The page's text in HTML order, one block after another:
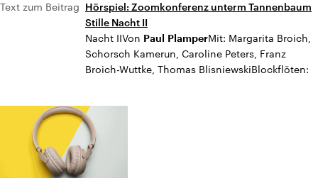
Text zum Beitrag Hörspiel: Zoomkonferenz unterm Tannenbaum
Stille Nacht II
Nacht IIVon Paul PlamperMit: Margarita Broich,
Schorsch Kamerun, Caroline Peters, Franz
Broich-Wuttke, Thomas BlisniewskiBlockflöten: